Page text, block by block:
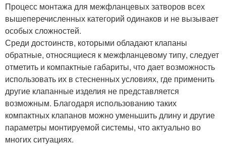
Процесс монтажа для межфланцевых затворов всех
вышеперечисленных категорий одинаков и не вызывает
особых сложностей.
Среди достоинств, которыми обладают клапаны
обратные, относящиеся к межфланцевому типу, следует
отметить и компактные габариты, что дает возможность
использовать их в стесненных условиях, где применить
другие клапанные изделия не представляется
возможным. Благодаря использованию таких
компактных клапанов можно уменьшить длину и другие
параметры монтируемой системы, что актуально во
многих ситуациях.